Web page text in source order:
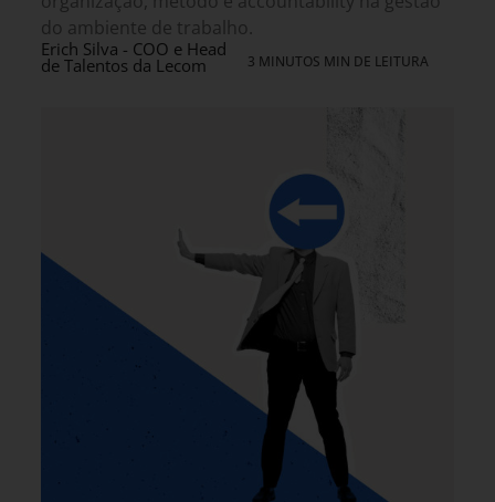
do ambiente de trabalho.
Erich Silva - COO e Head
de Talentos da Lecom 3 MINUTOS MIN DE LEITURA